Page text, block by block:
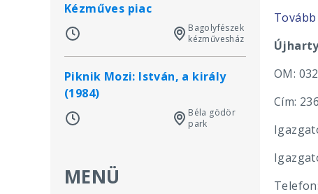
Kézműves piac
Bagolyfészek
kézművesház
Piknik Mozi: István, a király
(1984)
Béla gödör
park
MENÜ
Tovább
OM:
Cím: